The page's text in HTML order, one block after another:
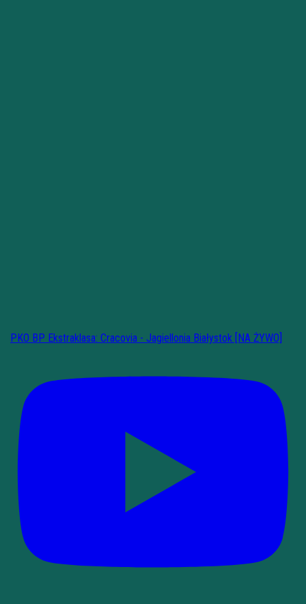
PKO BP Ekstraklasa: Cracovia - Jagiellonia Białystok [NA ŻYWO]